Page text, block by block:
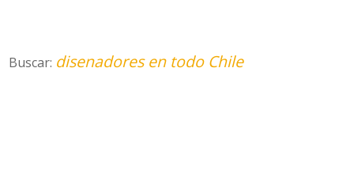
Buscar: disenadores en todo Chile